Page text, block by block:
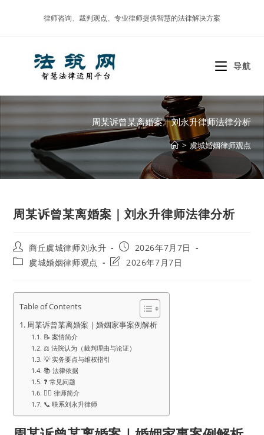
律师咨询、裁判观点、专业律师提供智慧的法律解决方案
导航
周某诉曾某离婚案｜刘永升律师法律分析
> 虞城婚姻律师观点
周某诉曾某离婚案｜刘永升律师法律分析
Post
author:
商丘虞城律师刘永升
Post
published:
2026年7月7日
Post虞城婚姻律师观点
Post2026年7月7日
Table of Contents
周某诉曾某离婚案｜婚姻家事案例解析
📝 案情简介
⚖️ 法院认为（裁判理由与论证）
💡 实务要点与维权指引
📚 法律依据
❓ 常见问题
👨‍⚖️ 律师简介
📞 联系刘永升律师